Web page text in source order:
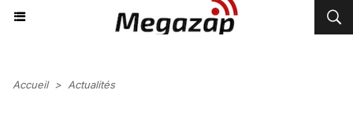
Accueil > Actualités